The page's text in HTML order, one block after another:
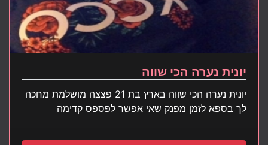
יונית נערה הכי שווה
יונית נערה הכי שווה בארץ בת 21 פצצה מושלמת מחכה
לך בספא לזמן מפנק שאי אפשר לפספס קדימה